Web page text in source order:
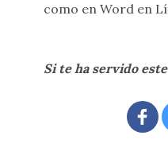
como en Word en
Si te ha servido